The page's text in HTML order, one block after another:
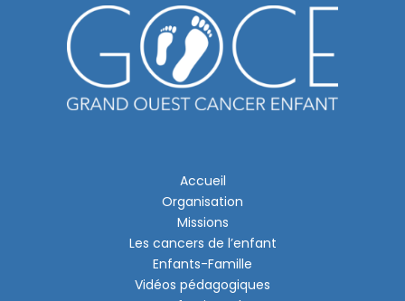
Accueil
Organisation
Missions
Les cancers de l’enfant
Enfants-Famille
Vidéos pédagogiques